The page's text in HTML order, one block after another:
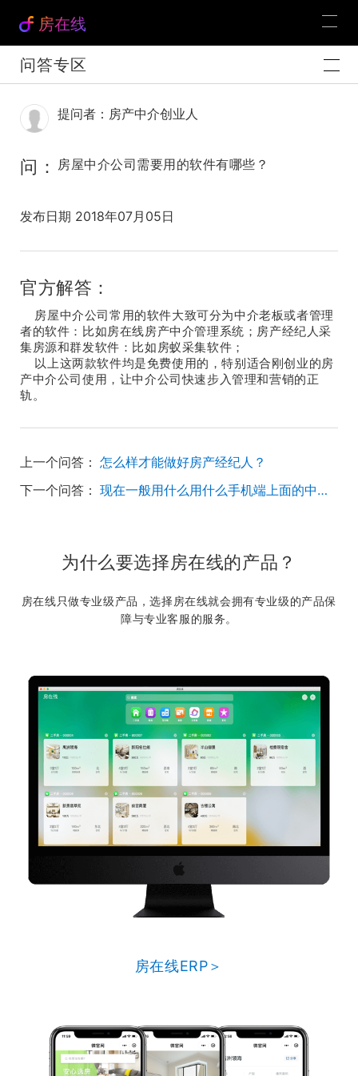
房在线
问答专区
提问者：房产中介创业人
问： 房屋中介公司需要用的软件有哪些？
发布日期 2018年07月05日
官方解答：
房屋中介公司常用的软件大致可分为中介老板或者管理
者的软件：比如房在线房产中介管理系统；房产经纪人采
集房源和群发软件：比如房蚁采集软件；
以上这两款软件均是免费使用的，特别适合刚创业的房
产中介公司使用，让中介公司快速步入管理和营销的正
轨。
上一个问答： 怎么样才能做好房产经纪人？
下一个问答：
现在一般用什么用什么手机端上面的中介软件？
为什么要选择房在线的产品？
房在线只做专业级产品，选择房在线就会拥有专业级的产品保
障与专业客服的服务。
房在线ERP＞